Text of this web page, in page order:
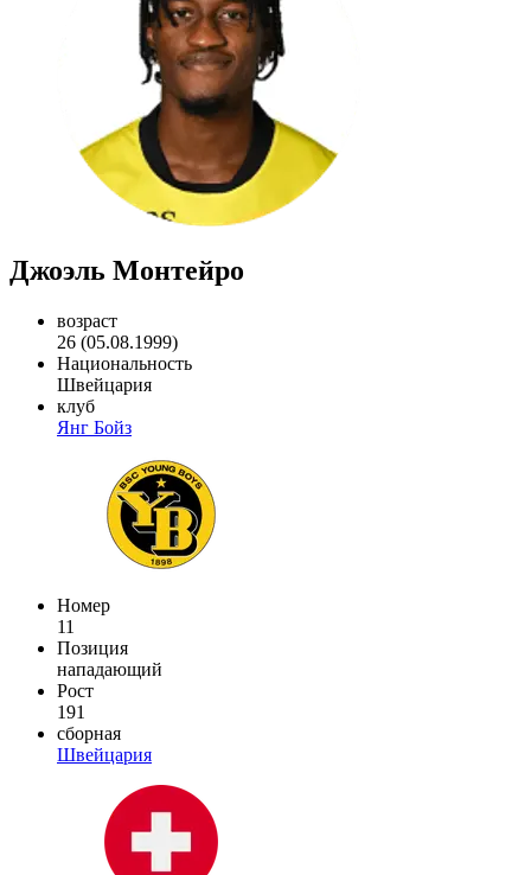
Джоэль Монтейро
возраст
26 (05.08.1999)
Национальность
Швейцария
клуб
Янг Бойз
Номер
11
Позиция
нападающий
Рост
191
сборная
Швейцария